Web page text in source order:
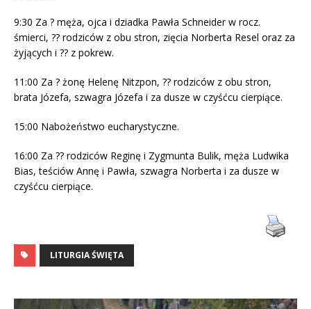
9:30 Za ? męża, ojca i dziadka Pawła Schneider w rocz.
śmierci, ?? rodziców z obu stron, zięcia Norberta Resel oraz za
żyjących i ?? z pokrew.
11:00 Za ? żonę Helenę Nitzpon, ?? rodziców z obu stron,
brata Józefa, szwagra Józefa i za dusze w czyśćcu cierpiące.
15:00 Nabożeństwo eucharystyczne.
16:00 Za ?? rodziców Reginę i Zygmunta Bulik, męża Ludwika
Bias, teściów Annę i Pawła, szwagra Norberta i za dusze w
czyśćcu cierpiące.
LITURGIA ŚWIĘTA